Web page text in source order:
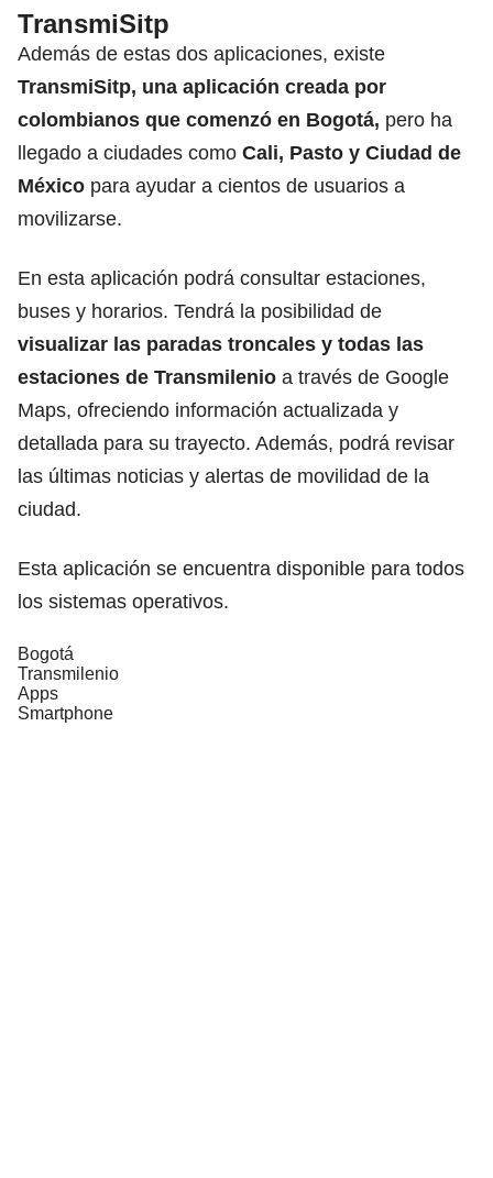
TransmiSitp
Además de estas dos aplicaciones, existe
TransmiSitp, una aplicación creada por
colombianos que comenzó en Bogotá, pero ha
llegado a ciudades como Cali, Pasto y Ciudad de
México para ayudar a cientos de usuarios a
movilizarse.
En esta aplicación podrá consultar estaciones,
buses y horarios. Tendrá la posibilidad de
visualizar las paradas troncales y todas las
estaciones de Transmilenio a través de Google
Maps, ofreciendo información actualizada y
detallada para su trayecto. Además, podrá revisar
las últimas noticias y alertas de movilidad de la
ciudad.
Esta aplicación se encuentra disponible para todos
los sistemas operativos.
Bogotá
Transmilenio
Apps
Smartphone